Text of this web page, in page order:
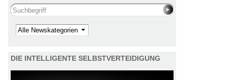
Search this site
Kategorie
DIE INTELLIGENTE SELBSTVERTEIDIGUNG